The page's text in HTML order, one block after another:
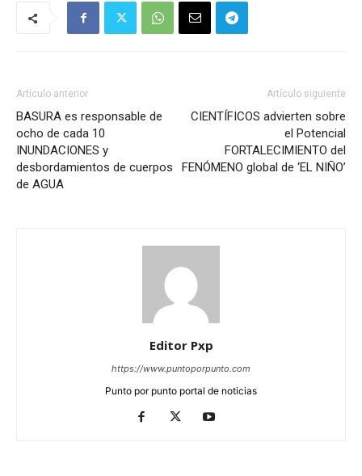
Artículo anterior
BASURA es responsable de
ocho de cada 10
INUNDACIONES y
desbordamientos de cuerpos
de AGUA
Artículo siguiente
CIENTÍFICOS advierten sobre
el Potencial
FORTALECIMIENTO del
FENÓMENO global de ‘EL NIÑO’
Editor Pxp
https://www.puntoporpunto.com
Punto por punto portal de noticias